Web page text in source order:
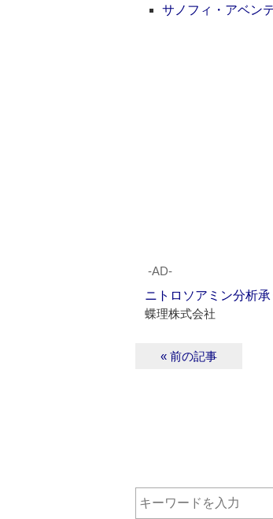
サノフィ・アベン
‐AD‐
ニトロソアミン分析
蝶理株式会社
« 前の記事